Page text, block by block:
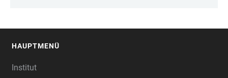
HAUPTMENÜ
Institut